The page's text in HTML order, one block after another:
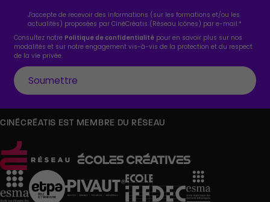
J'accepte de recevoir des informations (sur les formations et/ou les
actualités) proposées par CinéCréatis (Réseau Icônes) par e-mail.*
Consultez notrePolitique de confidentialité pour en savoir plus sur nos
modalités et sur notre engagement vis-à-vis de la protection et du respect
de la vie privée.
CINÉCRÉATIS EST MEMBRE DU RÉSEAU